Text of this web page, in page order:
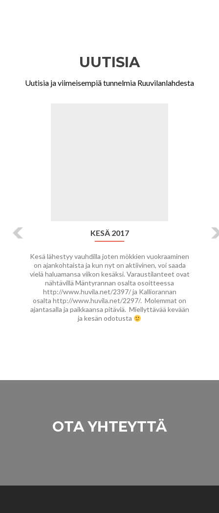
UUTISIA
Uutisia ja viimeisempiä tunnelmia Ruuvilanlahdesta
KESÄ 2017
Kesä lähestyy vauhdilla joten mökkien vuokraaminen
on ajankohtaista ja kun nyt on aktiivinen, voi saada
vielä haluamansa viikon kesäksi. Varaustilanteet ovat
nähtävillä Mäntyrannan osalta osoitteessa
http://www.huvila.net/2397/ ja Kalliorannan
osalta http://www.huvila.net/2297/. Molemmat on
ajantasalla ja paikkaansa pitäviä. Miellyttävää kevään
ja kesän odotusta
OTA YHTEYTTÄ